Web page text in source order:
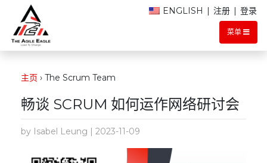
菜单
ENGLISH | 注册 | 登录
主页 › The Scrum Team
畅谈 SCRUM 如何运作网络研讨会
by Isabel Leung | 2023-11-09